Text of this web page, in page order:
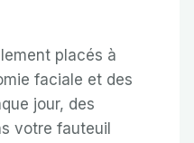
placés à
faciale et des
jour, des
votre fauteuil